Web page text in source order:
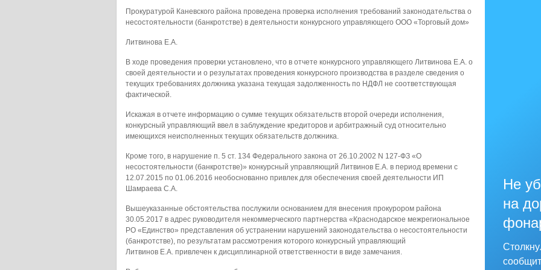
Прокуратурой Каневского района проведена проверка исполнения требований законодательства о
несостоятельности (банкротстве) в деятельности конкурсного управляющего ООО «Торговый дом»
Литвинова Е.А.
В ходе проведения проверки установлено, что в отчете конкурсного управляющего Литвинова Е.А. о
своей деятельности и о результатах проведения конкурсного производства в разделе сведения о
текущих требованиях должника указана текущая задолженность по НДФЛ не соответствующая
фактической.
Искажая в отчете информацию о сумме текущих обязательств второй очереди исполнения,
конкурсный управляющий ввел в заблуждение кредиторов и арбитражный суд относительно
имеющихся неисполненных текущих обязательств должника.
Кроме того, в нарушение п. 5 ст. 134 Федерального закона от 26.10.2002 N 127-ФЗ «О
несостоятельности (банкротстве)» конкурсный управляющий Литвинов Е.А. в период времени с
12.07.2015 по 01.06.2016 необоснованно привлек для обеспечения своей деятельности ИП
Шамраева С.А.
Вышеуказанные обстоятельства послужили основанием для внесения прокурором района
30.05.2017 в адрес руководителя некоммерческого партнерства «Краснодарское межрегиональное
РО «Единство» представления об устранении нарушений законодательства о несостоятельности
(банкротстве), по результатам рассмотрения которого конкурсный управляющий
Литвинов Е.А. привлечен к дисциплинарной ответственности в виде замечания.
Не
на